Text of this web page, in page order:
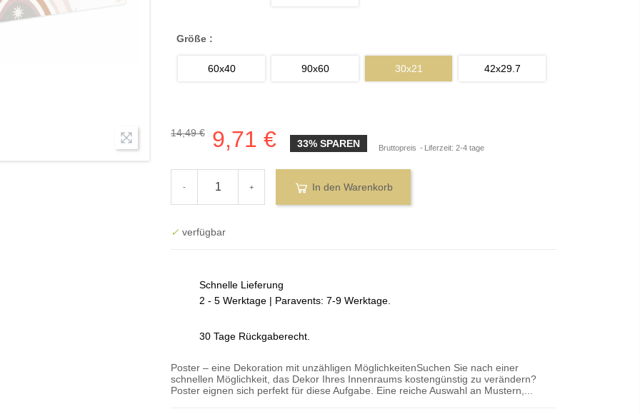
Größe :
60x40 90x60 30x21 42x29.7
14,49 € 9,71 € 33% SPAREN Bruttopreis Liferzeit: 2-4 tage
- + In den Warenkorb
✓ verfügbar
Schnelle Lieferung
2 - 5 Werktage | Paravents: 7-9 Werktage.
30 Tage Rückgaberecht.
Poster – eine Dekoration mit unzähligen MöglichkeitenSuchen Sie nach einer
schnellen Möglichkeit, das Dekor Ihres Innenraums kostengünstig zu verändern?
Poster eignen sich perfekt für diese Aufgabe. Eine reiche Auswahl an Mustern,...